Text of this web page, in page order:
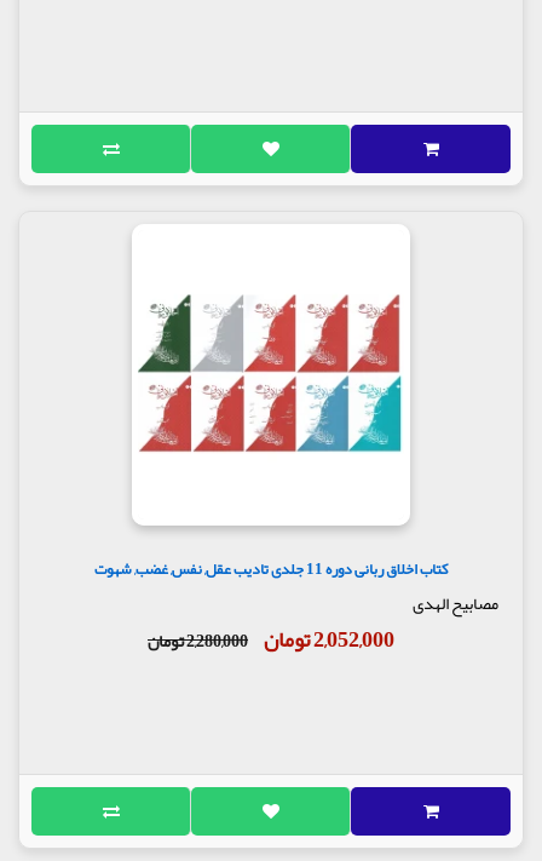
کتاب اخلاق ربانی دوره 11 جلدی تادیب عقل, نفس, غضب, شهوت
مصابیح الهدی
2,052,000 تومان 2,280,000 تومان